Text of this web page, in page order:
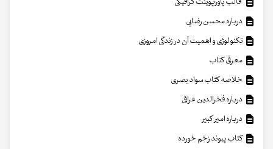
درباره محسن رضایی
تکنولوژی و اهمیت آن در زندگی امروزی
معرفی کتاب
خلاصه کتاب سواد بصری
درباره فخرالدین عراقی
درباره امیر کبیر
کتاب پیوند زخم خورده